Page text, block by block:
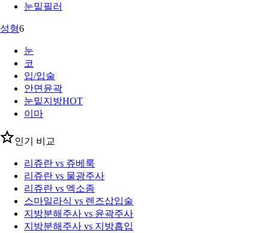
눈밑필러
성형6
눈
코
입/입술
안면윤곽
눈밑지방HOT
이마
인기 비교
리쥬란 vs 쥬베룩
리쥬란 vs 물광주사
리쥬란 vs 엑소좀
스마일라식 vs 렌즈삽입술
지방분해주사 vs 윤곽주사
지방분해주사 vs 지방흡입